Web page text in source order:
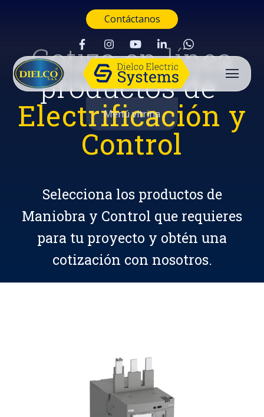
Contáctanos
Menú vitrina
Cotiza en línea
productos de
Electrificación y
Control
Selecciona los productos de
Maniobra y Control que requieres
para tu proyecto y obtén una
cotización con nosotros.